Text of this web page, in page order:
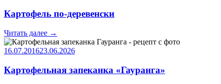
Картофель по-деревенски
Читать далее →
16.07.201623.06.2026
Картофельная запеканка «Гауранга»